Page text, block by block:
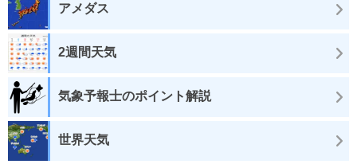
アメダス
2週間天気
気象予報士のポイント解説
世界天気